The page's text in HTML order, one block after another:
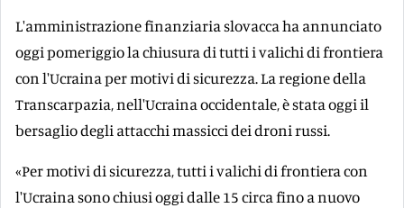
L'amministrazione finanziaria slovacca ha annunciato
oggi pomeriggio la chiusura di tutti i valichi di frontiera
con l'Ucraina per motivi di sicurezza. La regione della
Transcarpazia, nell'Ucraina occidentale, è stata oggi il
bersaglio degli attacchi massicci dei droni russi.
«Per motivi di sicurezza, tutti i valichi di frontiera con
l'Ucraina sono chiusi oggi dalle 15 circa fino a nuovo